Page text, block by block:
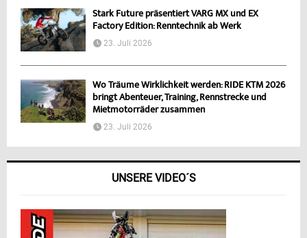
Stark Future präsentiert VARG MX und EX
Factory Edition: Renntechnik ab Werk
23. Juli 2026
Wo Träume Wirklichkeit werden: RIDE KTM 2026
bringt Abenteuer, Training, Rennstrecke und
Mietmotorräder zusammen
23. Juli 2026
UNSERE VIDEO´S